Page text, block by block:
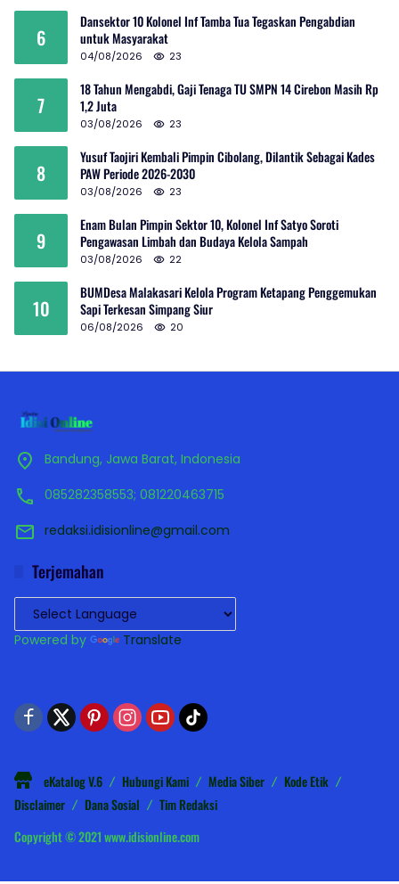
6
Dansektor 10 Kolonel Inf Tamba Tua Tegaskan Pengabdian
untuk Masyarakat
04/08/2026 23
7
18 Tahun Mengabdi, Gaji Tenaga TU SMPN 14 Cirebon Masih Rp
1,2 Juta
03/08/2026 23
8
Yusuf Taojiri Kembali Pimpin Cibolang, Dilantik Sebagai Kades
PAW Periode 2026-2030
03/08/2026 23
9
Enam Bulan Pimpin Sektor 10, Kolonel Inf Satyo Soroti
Pengawasan Limbah dan Budaya Kelola Sampah
03/08/2026 22
10
BUMDesa Malakasari Kelola Program Ketapang Penggemukan
Sapi Terkesan Simpang Siur
06/08/2026 20
Bandung, Jawa Barat, Indonesia
085282358553; 081220463715
redaksi.idisionline@gmail.com
Terjemahan
Powered by Translate
eKatalog V.6 Hubungi Kami Media Siber
Kode Etik
Disclaimer
Dana Sosial
Tim Redaksi
Copyright © 2021 www.idisionline.com